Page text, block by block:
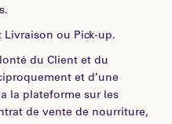
Livraison ou Pick-up.
du Client et du
et d’une
la plateforme sur les
de vente de nourriture,